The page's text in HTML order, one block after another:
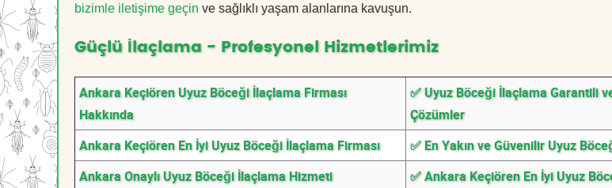
bizimle iletişime geçin ve sağlıklı yaşam alanlarına kavuşun.
Güçlü İlaçlama - Profesyonel Hizmetlerimiz
Ankara Keçiören Uyuz Böceği İlaçlama Firması
Hakkında
✅ Uyuz Böceği İlaçlama Garantili
Çözümler
Ankara Keçiören En İyi Uyuz Böceği İlaçlama Firması
✅ En Yakın ve Güvenilir Uyuz
Ankara Onaylı Uyuz Böceği İlaçlama Hizmeti
✅ Ankara Keçiören En İyi Uyuz